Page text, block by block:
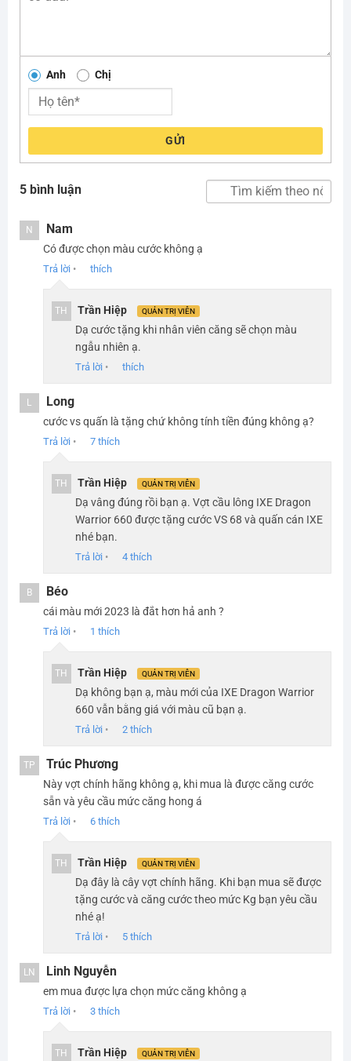
Anh Chị
GỬI
5 bình luận
N Nam
Có được chọn màu cước không ạ
Trả lời • thích
TH Trần Hiệp QUẢN TRỊ VIÊN
Dạ cước tặng khi nhân viên căng sẽ chọn màu
ngẫu nhiên ạ.
Trả lời • thích
L Long
cước vs quấn là tặng chứ không tính tiền đúng không ạ?
Trả lời • 7thích
TH Trần Hiệp QUẢN TRỊ VIÊN
Dạ vâng đúng rồi bạn ạ. Vợt cầu lông IXE Dragon
Warrior 660 được tặng cước VS 68 và quấn cán IXE
nhé bạn.
Trả lời • 4thích
B Béo
cái màu mới 2023 là đắt hơn hả anh ?
Trả lời • 1 thích
TH Trần Hiệp QUẢN TRỊ VIÊN
Dạ không bạn ạ, màu mới của IXE Dragon Warrior
660 vẫn bằng giá với màu cũ bạn ạ.
Trả lời • 2thích
TP Trúc Phương
Này vợt chính hãng không ạ, khi mua là được căng cước
sẵn và yêu cầu mức căng hong á
Trả lời • 6thích
TH Trần Hiệp QUẢN TRỊ VIÊN
Dạ đây là cây vợt chính hãng. Khi bạn mua sẽ được
tặng cước và căng cước theo mức Kg bạn yêu cầu
nhé ạ!
Trả lời • 5thích
LN Linh Nguyễn
em mua được lựa chọn mức căng không ạ
Trả lời • 3thích
TH Trần Hiệp QUẢN TRỊ VIÊN